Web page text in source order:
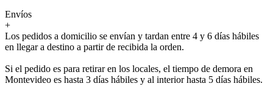
Envíos
+
Los pedidos a domicilio se envían y tardan entre 4 y 6 días hábiles
en llegar a destino a partir de recibida la orden.
Si el pedido es para retirar en los locales, el tiempo de demora en
Montevideo es hasta 3 días hábiles y al interior hasta 5 días hábiles.